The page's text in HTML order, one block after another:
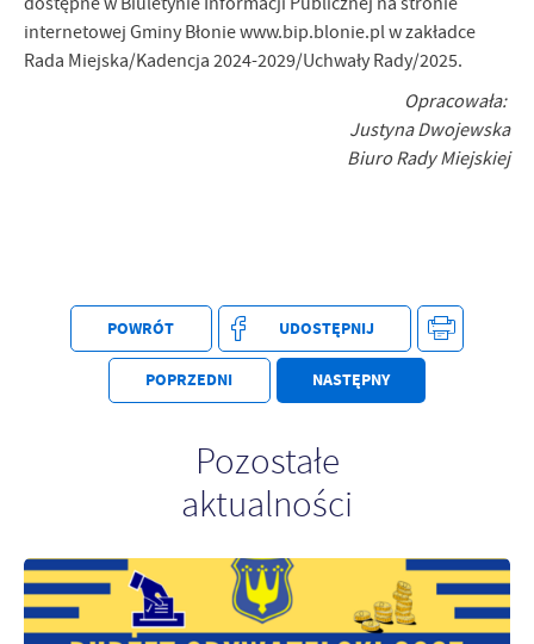
internetowej Gminy Błonie www.bip.blonie.pl w zakładce
Rada Miejska/Kadencja 2024-2029/Uchwały Rady/2025.
Opracowała:
Justyna Dwojewska
Biuro Rady Miejskiej
POWRÓT UDOSTĘPNIJ
POPRZEDNI NASTĘPNY
Pozostałe
aktualności